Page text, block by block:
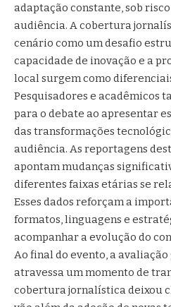
adaptação constante, sob
audiência. A cobertura
cenário como um desafio
capacidade de inovação e a
local surgem como
Pesquisadores e acadêmicos
para o debate ao apresentar
das transformações
audiência. As reportagens
apontam mudanças
diferentes faixas etárias se
Esses dados reforçam a
formatos, linguagens e
acompanhar a evolução do
Ao final do evento, a
atravessa um momento de
cobertura jornalística deixou